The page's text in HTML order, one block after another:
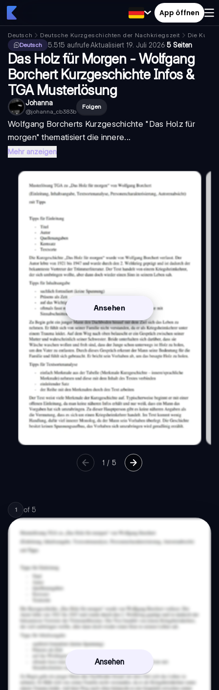
App öffnen
Deutsch Deutsche Kurzgeschichten der Nachkriegszeit
Die
Deutsch
5.515 aufrufe·Aktualisiert 19. Juli 2026·5 Seiten
Das Holz für Morgen - Wolfgang
Borchert Kurzgeschichte Infos &
TGA Musterlösung
Johanna
@johanna_cb383b
Folgen
Wolfgang Borcherts Kurzgeschichte "Das Holz für
morgen" thematisiert die innere...
Mehr anzeigen
Ansehen
1 /5
1 of 5
Ansehen